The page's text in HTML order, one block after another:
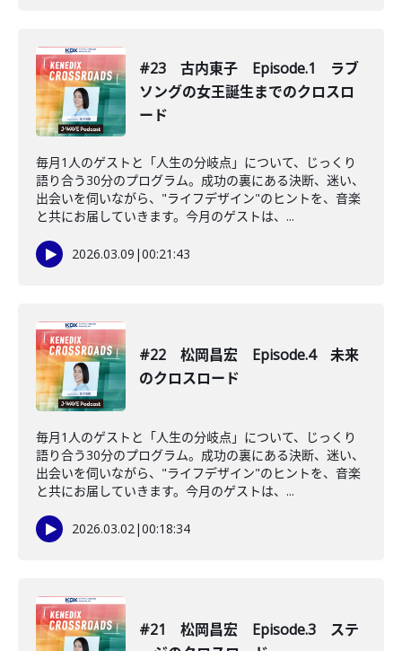
#23 古内東子 Episode.1 ラブ
ソングの女王誕生までのクロスロ
ード
毎月1人のゲストと「人生の分岐点」について、じっくり
語り合う30分のプログラム。成功の裏にある決断、迷い、
出会いを伺いながら、"ライフデザイン"のヒントを、音楽
と共にお届していきます。今月のゲストは、...
2026.03.09 |00:21:43
#22 松岡昌宏 Episode.4 未来
のクロスロード
毎月1人のゲストと「人生の分岐点」について、じっくり
語り合う30分のプログラム。成功の裏にある決断、迷い、
出会いを伺いながら、"ライフデザイン"のヒントを、音楽
と共にお届していきます。今月のゲストは、...
2026.03.02|00:18:34
#21 松岡昌宏 Episode.3 ステ